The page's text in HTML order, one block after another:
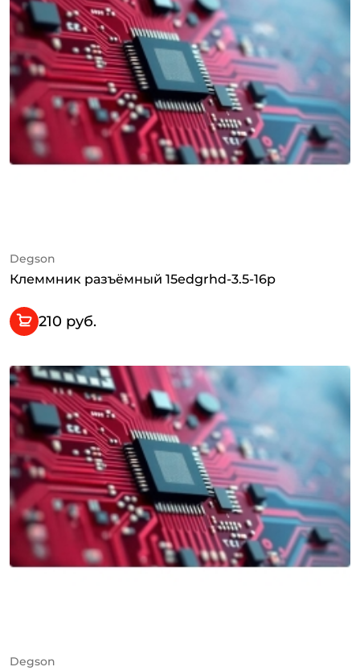
Degson
Клеммник разъёмный 15edgrhd-3.5-16p
210 руб.
Degson